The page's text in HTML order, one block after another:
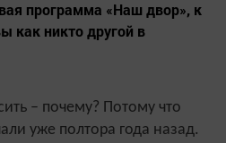
программа «Наш двор», к
как никто другой в
– почему? Потому что
уже полтора года назад.